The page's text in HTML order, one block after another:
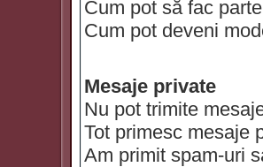
Cum pot să fac
Cum pot deveni
Mesaje private
Nu pot trimite
Tot primesc mesaje
Am primit spam-uri